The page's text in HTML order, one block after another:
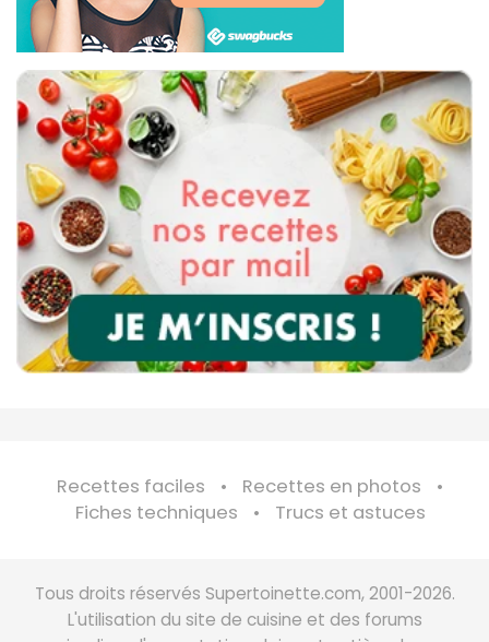
Recettes faciles
Recettes en photos
Fiches techniques
Trucs et astuces
Tous droits réservés Supertoinette.com, 2001-2026.
L'utilisation du site de cuisine et des forums